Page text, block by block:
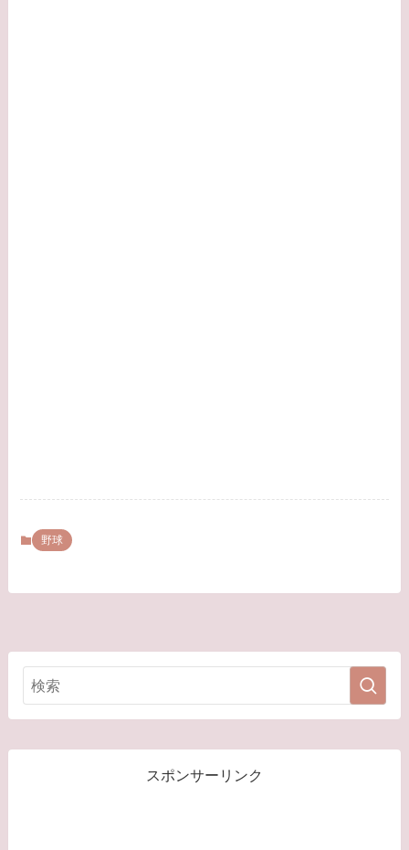
野球
スポンサーリンク